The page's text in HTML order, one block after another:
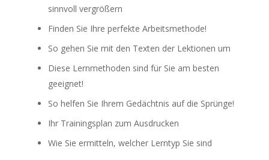
sinnvoll vergrößern
Finden Sie Ihre perfekte Arbeitsmethode!
So gehen Sie mit den Texten der Lektionen um
Diese Lernmethoden sind für Sie am besten
geeignet!
So helfen Sie Ihrem Gedächtnis auf die Sprünge!
Ihr Trainingsplan zum Ausdrucken
Wie Sie ermitteln, welcher Lerntyp Sie sind